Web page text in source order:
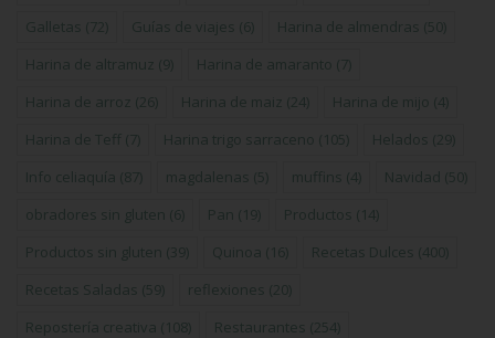
Galletas (72) Guías de viajes (6) Harina de almendras (50)
Harina de altramuz (9) Harina de amaranto (7)
Harina de arroz (26) Harina de maiz (24) Harina de mijo (4)
Harina de Teff (7) Harina trigo sarraceno (105) Helados (29)
Info celiaquía (87) magdalenas (5) muffins (4) Navidad (50)
obradores sin gluten (6) Pan (19) Productos (14)
Productos sin gluten (39) Quinoa (16) Recetas Dulces (400)
Recetas Saladas (59) reflexiones (20)
Repostería creativa (108) Restaurantes (254)